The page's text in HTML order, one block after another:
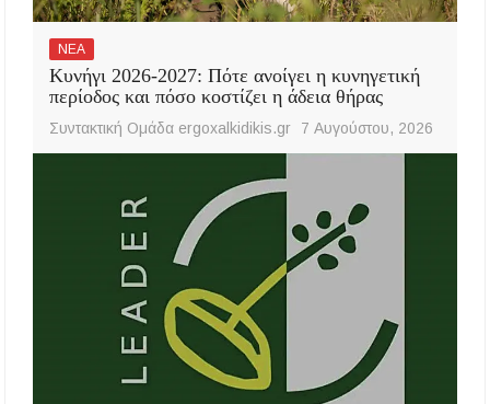
ΝΕΑ
Κυνήγι 2026-2027: Πότε ανοίγει η κυνηγετική
περίοδος και πόσο κοστίζει η άδεια θήρας
Συντακτική Ομάδα ergoxalkidikis.gr 7 Αυγούστου, 2026